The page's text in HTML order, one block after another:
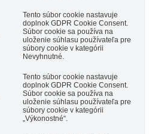
Tento súbor cookie nastavuje
doplnok GDPR Cookie Consent.
Súbor cookie sa používa na
uloženie súhlasu používateľa pre
súbory cookie v kategórii
Nevyhnutné.
Tento súbor cookie nastavuje
doplnok GDPR Cookie Consent.
Súbor cookie sa používa na
uloženie súhlasu používateľa pre
súbory cookie v kategórii
„Výkonostné“.